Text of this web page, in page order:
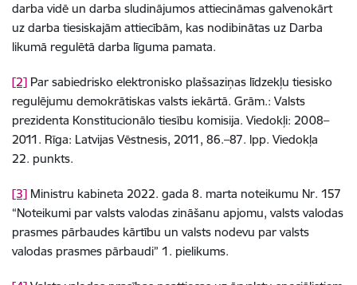
darba vidē un darba sludinājumos attiecināmas galvenokārt
uz darba tiesiskajām attiecībām, kas nodibinātas uz Darba
likumā regulētā darba līguma pamata.
[2] Par sabiedrisko elektronisko plašsaziņas līdzekļu tiesisko
regulējumu demokrātiskas valsts iekārtā. Grām.: Valsts
prezidenta Konstitucionālo tiesību komisija. Viedokļi: 2008–
2011. Rīga: Latvijas Vēstnesis, 2011, 86.–87. lpp. Viedokļa
22. punkts.
[3] Ministru kabineta 2022. gada 8. marta noteikumu Nr. 157
“Noteikumi par valsts valodas zināšanu apjomu, valsts valodas
prasmes pārbaudes kārtību un valsts nodevu par valsts
valodas prasmes pārbaudi” 1. pielikums.